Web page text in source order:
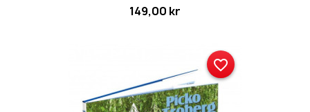
149,00 kr
favorite_border